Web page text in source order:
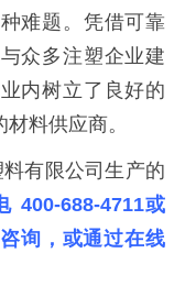
难题。凭借可靠
众多注塑企业建
内树立了良好的
料供应商。
有限公司生产的
400-688-4711或
询，或通过在线